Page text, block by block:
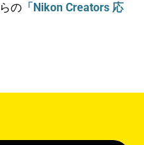
の 「Nikon Creators 応